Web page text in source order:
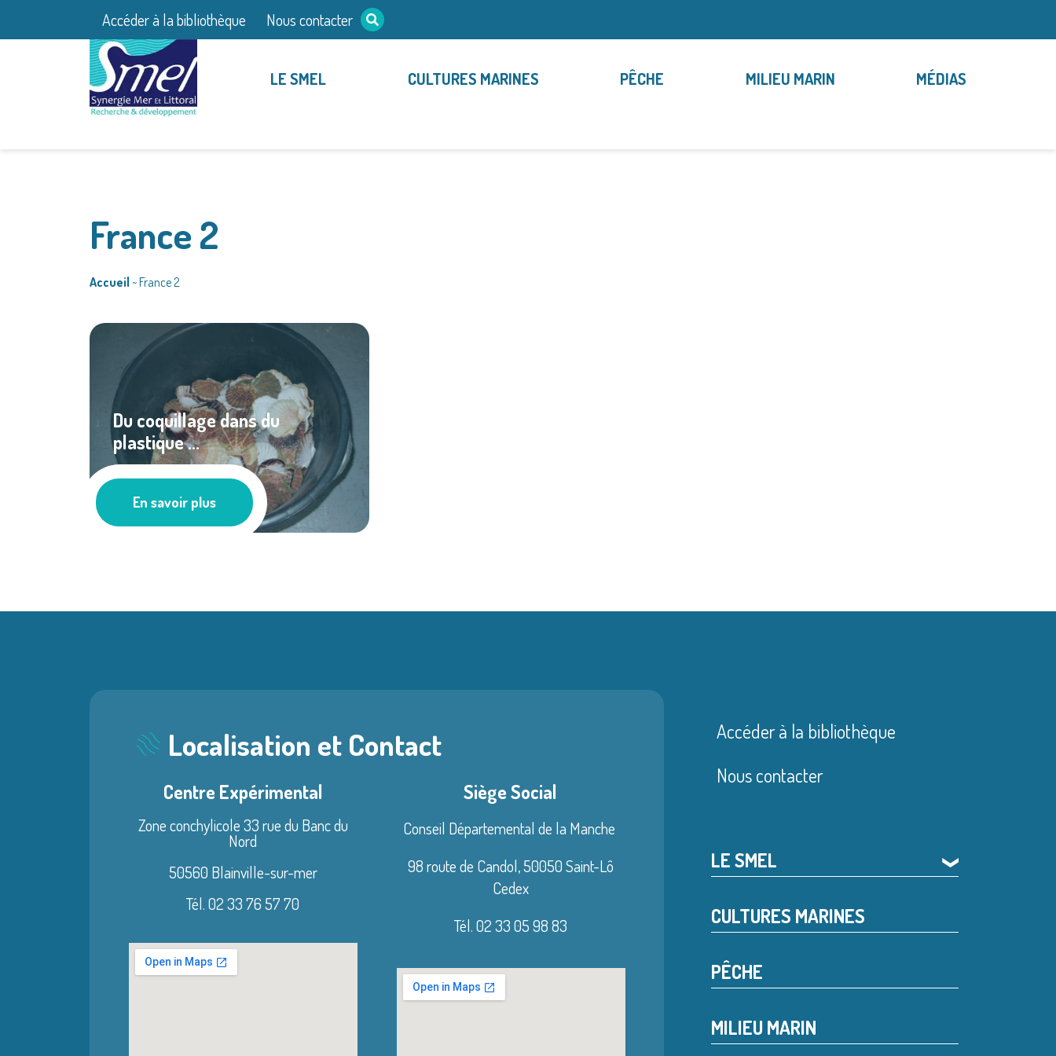
Accéder à la bibliothèque Nous contacter
LE SMEL CULTURES MARINES PÊCHE MILIEU MARIN MÉDIAS
France 2
Accueil ~France 2
Du coquillage dans du
plastique ...
Les actus
En savoir plus
Localisation et Contact
Centre Expérimental
Zone conchylicole 33 rue du Banc du
Nord
50560 Blainville-sur-mer
Tél. 02 33 76 57 70
Siège Social
Conseil Départemental de la Manche
98 route de Candol,50050 Saint-Lô
Cedex
Tél. 02 33 05 98 83
Accéder à la bibliothèque
Nous contacter
LE SMEL ❯
CULTURES MARINES
PÊCHE
MILIEU MARIN